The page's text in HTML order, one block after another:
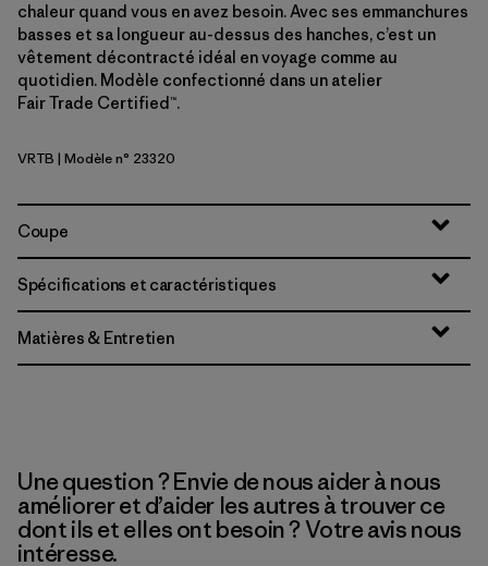
chaleur quand vous en avez besoin. Avec ses emmanchures
basses et sa longueur au-dessus des hanches, c’est un
vêtement décontracté idéal en voyage comme au
quotidien. Modèle confectionné dans un atelier
Fair Trade Certified™.
Virtually Blue
VRTB | Modèle n° 23320
Coupe
Spécifications et caractéristiques
Matières & Entretien
Une question ? Envie de nous aider à nous
améliorer et d’aider les autres à trouver ce
dont ils et elles ont besoin ? Votre avis nous
intéresse.